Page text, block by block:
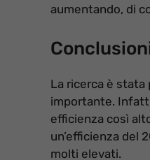
aumentando, di
La ricerca è stata
importante.
efficienza così
un’efficienza del
molti elevati.